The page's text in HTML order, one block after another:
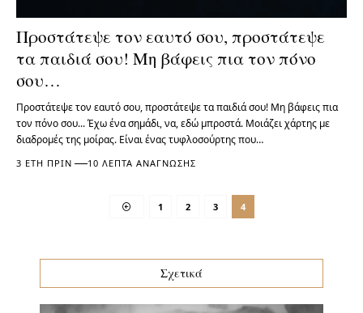
Προστάτεψε τον εαυτό σου, προστάτεψε
τα παιδιά σου! Μη βάφεις πια τον πόνο
σου…
Προστάτεψε τον εαυτό σου, προστάτεψε τα παιδιά σου! Μη βάφεις πια
τον πόνο σου... Έχω ένα σημάδι, να, εδώ μπροστά. Μοιάζει χάρτης με
διαδρομές της μοίρας. Είναι ένας τυφλοσούρτης που…
3 ΈΤΗ ΠΡΙΝ 10 ΛΕΠΤΆ ΑΝΆΓΝΩΣΗΣ
1 2 3 4
Σχετικά